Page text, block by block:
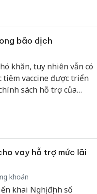
bão dịch
khăn, tuy nhiên vẫn có
vaccine được triển
sách hỗ trợ của
vay hỗ trợ mức lãi
khoán
khai Nghị định số